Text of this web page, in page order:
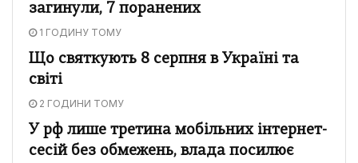
загинули, 7 поранених
1 ГОДИНУ ТОМУ
Що святкують 8 серпня в Україні та
світі
2 ГОДИНИ ТОМУ
У рф лише третина мобільних інтернет-
сесій без обмежень, влада посилює